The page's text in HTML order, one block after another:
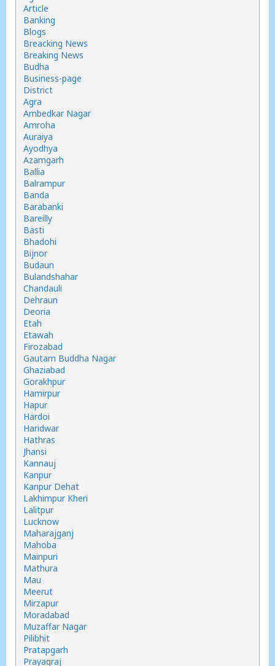
Article
Banking
Blogs
Breacking News
Breaking News
Budha
Business-page
District
Agra
Ambedkar Nagar
Amroha
Auraiya
Ayodhya
Azamgarh
Ballia
Balrampur
Banda
Barabanki
Bareilly
Basti
Bhadohi
Bijnor
Budaun
Bulandshahar
Chandauli
Dehraun
Deoria
Etah
Etawah
Firozabad
Gautam Buddha Nagar
Ghaziabad
Gorakhpur
Hamirpur
Hapur
Hardoi
Haridwar
Hathras
Jhansi
Kannauj
Kanpur
Kanpur Dehat
Lakhimpur Kheri
Lalitpur
Lucknow
Maharajganj
Mahoba
Mainpuri
Mathura
Mau
Meerut
Mirzapur
Moradabad
Muzaffar Nagar
Pilibhit
Pratapgarh
Prayagraj